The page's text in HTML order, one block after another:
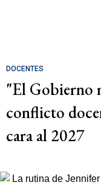
DOCENTES
"El Gobierno
conflicto
cara al 2027